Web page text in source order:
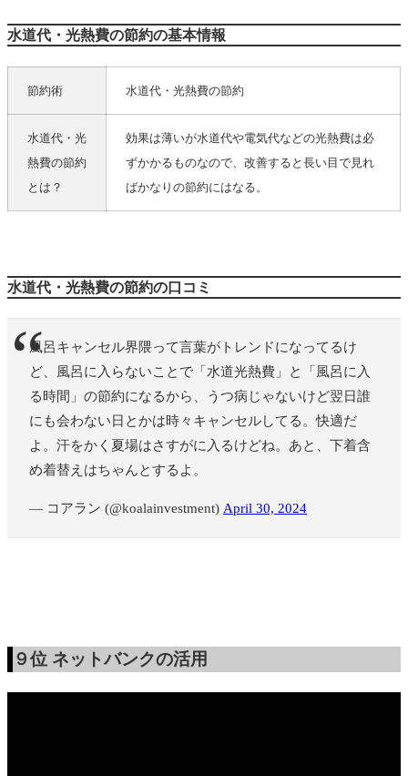
水道代・光熱費の節約の基本情報
節約術 水道代・光熱費の節約
水道代・光
熱費の節約
とは？
効果は薄いが水道代や電気代などの光熱費は必
ずかかるものなので、改善すると長い目で見れ
ばかなりの節約にはなる。
水道代・光熱費の節約の口コミ
風呂キャンセル界隈って言葉がトレンドになってるけ
ど、風呂に入らないことで「水道光熱費」と「風呂に入
る時間」の節約になるから、うつ病じゃないけど翌日誰
にも会わない日とかは時々キャンセルしてる。快適だ
よ。汗をかく夏場はさすがに入るけどね。あと、下着含
め着替えはちゃんとするよ。
— コアラン (@koalainvestment) April 30, 2024
９位 ネットバンクの活用